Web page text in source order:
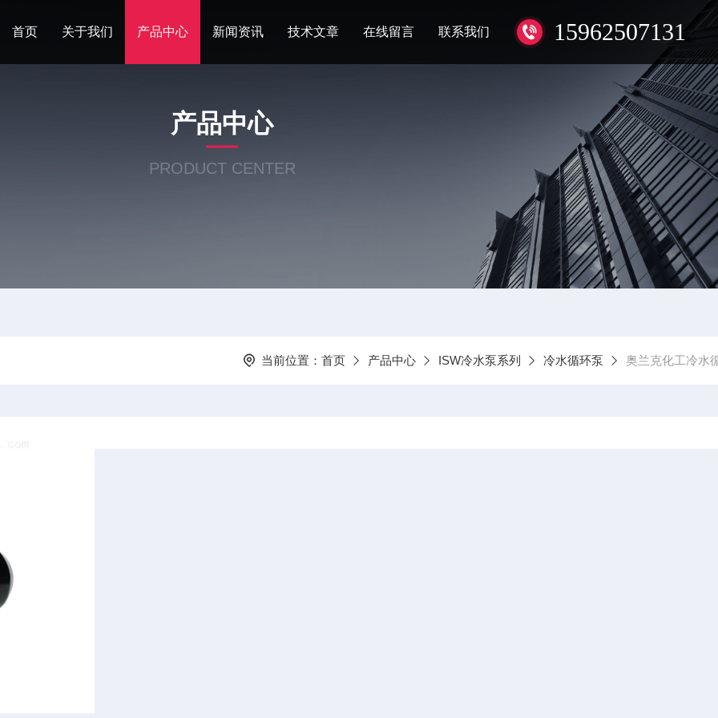
15962507131
首页 关于我们 产品中心 新闻资讯 技术文章 在线留言 联系我们
产品中心
PRODUCT CENTER
当前位置： 首页 产品中心 ISW冷水泵系列 冷水循环泵 奥兰克化工冷水